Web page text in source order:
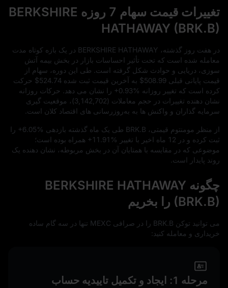
تغییرات قیمت سهام 7 روزه BERKSHIRE
HATHAWAY (BRK.B)
در هفت روز گذشته، BERKSHIRE HATHAWAY در یک بازه کوتاه‌ مدت
معامله شده است که تحت تأثیر احساسات بازار در بخش بیمه آتش
سوزی، دریایی و حوادث شکل گرفته است. طی این دوره، سهام از
قیمت پایانی قبلی $508.99 به آخرین قیمت ثبت‌ شده $524.74 حرکت
کرده است که تغییر روزانه +0.93% را نشان می‌ دهد. حرکات روزانه
نشان‌ دهنده تغییرات در حجم معاملات (3,142,702)، موقعیت‌ گیری
سرمایه‌ گذاران و واکنش‌ ها به به‌روزرسانی‌ های اقتصاد کلان است.
از منظر مومنتوم قیمتی، BRK.B طی یک ماه گذشته بازدهی +6.05% را
ثبت کرده و در 12 ماه اخیر با تغییر +11.91% همراه بوده است؛
موضوعی که در مقایسه با همتایان آن در بخش مربوطه، نشان‌ دهنده یک
روند پایدار است.
چگونه BERKSHIRE HATHAWAY
(BRK.B) را بخریم
می‌ توانید توکن BRK.B را در صرافی MEXC تنها در سه گام ساده
خریداری و معامله کنید:
مرحله 1: ایجاد و تکمیل تاییدیه حساب